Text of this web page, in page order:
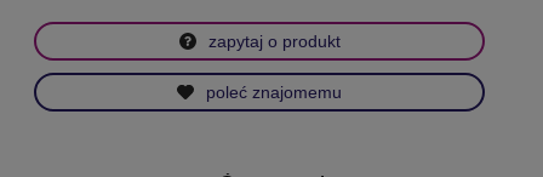
zapytaj o produkt
poleć znajomemu